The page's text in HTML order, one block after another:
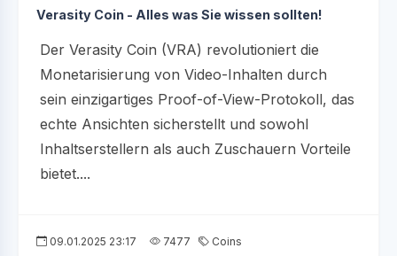
Verasity Coin - Alles was Sie wissen sollten!
Der Verasity Coin (VRA) revolutioniert die
Monetarisierung von Video-Inhalten durch
sein einzigartiges Proof-of-View-Protokoll, das
echte Ansichten sicherstellt und sowohl
Inhaltserstellern als auch Zuschauern Vorteile
bietet....
09.01.2025 23:17 7477 Coins